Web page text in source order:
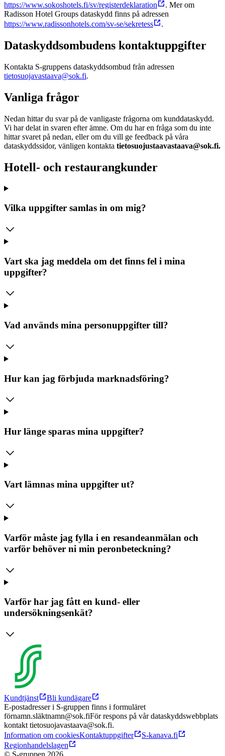
https://www.sokoshotels.fi/sv/registerdeklaration
. Mer om
Radisson Hotel Groups dataskydd finns på adressen
https://www.radissonhotels.com/sv-se/sekretess
.
Dataskyddsombudens kontaktuppgifter
Kontakta S-gruppens dataskyddsombud från adressen
tietosuojavastaava@sok.fi.
Vanliga frågor
Nedan hittar du svar på de vanligaste frågorna om kunddataskydd.
Vi har delat in svaren efter ämne. Om du har en fråga som du inte
hittar svaret på nedan, eller om du vill ge feedback på våra
dataskyddssidor, vänligen kontakta tietosuojustaavastaava@sok.fi.
Hotell- och restaurangkunder
Vilka uppgifter samlas in om mig?
Vart ska jag meddela om det finns fel i mina
uppgifter?
Vad används mina personuppgifter till?
Hur kan jag förbjuda marknadsföring?
Hur länge sparas mina uppgifter?
Vart lämnas mina uppgifter ut?
Varför måste jag fylla i en resandeanmälan och
varför behöver ni min peronbeteckning?
Varför har jag fått en kund- eller
undersökningsenkät?
Kundtjänst
Bli kundägare
E-postadresser i S-gruppen finns i formuläret
förnamn.släktnamn@sok.fiFör respons på vår dataskyddswebbplats
kontakt tietosuojavastaava@sok.fi.
Information om cookiesKontaktuppgifter
S-kanava.fi
Regionhandelslagen
© S-gruppen 2026